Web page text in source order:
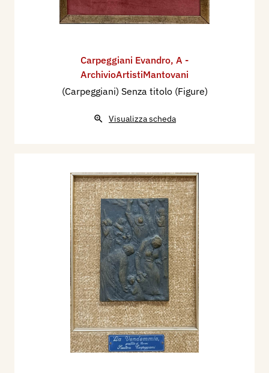
Carpeggiani Evandro, A -
ArchivioArtistiMantovani
(Carpeggiani) Senza titolo (Figure)
Visualizza scheda